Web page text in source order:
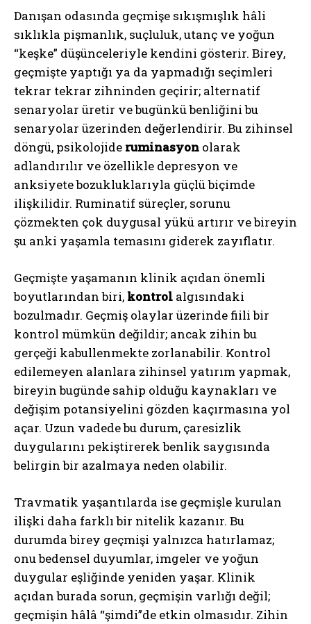
Danışan odasında geçmişe sıkışmışlık hâli
sıklıkla pişmanlık, suçluluk, utanç ve yoğun
“keşke” düşünceleriyle kendini gösterir. Birey,
geçmişte yaptığı ya da yapmadığı seçimleri
tekrar tekrar zihninden geçirir; alternatif
senaryolar üretir ve bugünkü benliğini bu
senaryolar üzerinden değerlendirir. Bu zihinsel
döngü, psikolojide ruminasyon olarak
adlandırılır ve özellikle depresyon ve
anksiyete bozukluklarıyla güçlü biçimde
ilişkilidir. Ruminatif süreçler, sorunu
çözmekten çok duygusal yükü artırır ve bireyin
şu anki yaşamla temasını giderek zayıflatır.
Geçmişte yaşamanın klinik açıdan önemli
boyutlarından biri, kontrol algısındaki
bozulmadır. Geçmiş olaylar üzerinde fiili bir
kontrol mümkün değildir; ancak zihin bu
gerçeği kabullenmekte zorlanabilir. Kontrol
edilemeyen alanlara zihinsel yatırım yapmak,
bireyin bugünde sahip olduğu kaynakları ve
değişim potansiyelini gözden kaçırmasına yol
açar. Uzun vadede bu durum, çaresizlik
duygularını pekiştirerek benlik saygısında
belirgin bir azalmaya neden olabilir.
Travmatik yaşantılarda ise geçmişle kurulan
ilişki daha farklı bir nitelik kazanır. Bu
durumda birey geçmişi yalnızca hatırlamaz;
onu bedensel duyumlar, imgeler ve yoğun
duygular eşliğinde yeniden yaşar. Klinik
açıdan burada sorun, geçmişin varlığı değil;
geçmişin hâlâ “şimdi”de etkin olmasıdır. Zihin